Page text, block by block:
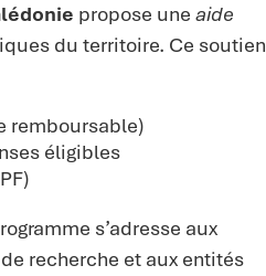
propose une aide
du territoire. Ce soutien
remboursable)
éligibles
s’adresse aux
recherche et aux entités